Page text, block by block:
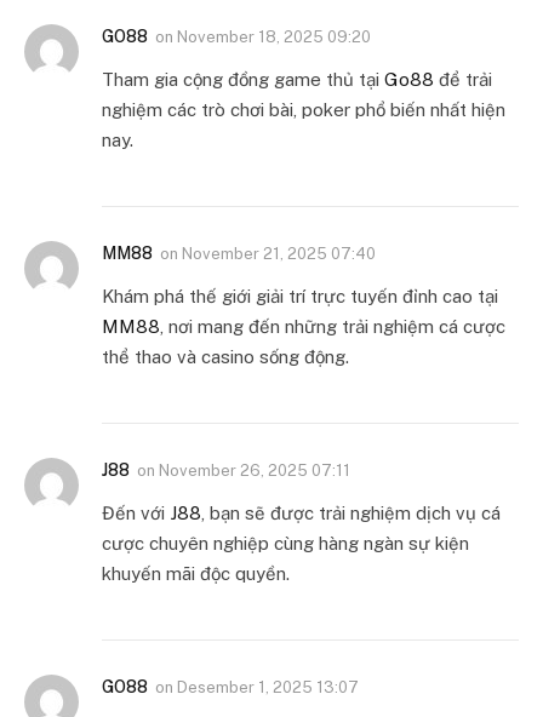
GO88 on November 18, 2025 09:20
Tham gia cộng đồng game thủ tại Go88 để trải
nghiệm các trò chơi bài, poker phổ biến nhất hiện
nay.
MM88 on November 21, 2025 07:40
Khám phá thế giới giải trí trực tuyến đỉnh cao tại
MM88 , nơi mang đến những trải nghiệm cá cược
thể thao và casino sống động.
J88 on November 26, 2025 07:11
Đến với J88 , bạn sẽ được trải nghiệm dịch vụ cá
cược chuyên nghiệp cùng hàng ngàn sự kiện
khuyến mãi độc quyền.
GO88 on Desember 1, 2025 13:07